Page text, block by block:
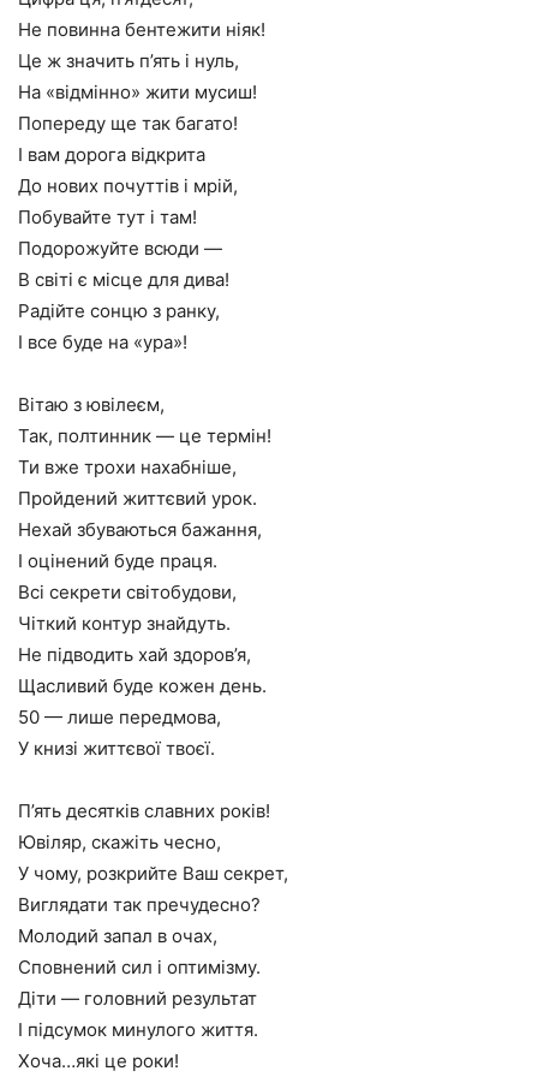
Не повинна бентежити ніяк!
Це ж значить п’ять і нуль,
На «відмінно» жити мусиш!
Попереду ще так багато!
І вам дорога відкрита
До нових почуттів і мрій,
Побувайте тут і там!
Подорожуйте всюди —
В світі є місце для дива!
Радійте сонцю з ранку,
І все буде на «ура»!
Вітаю з ювілеєм,
Так, полтинник — це термін!
Ти вже трохи нахабніше,
Пройдений життєвий урок.
Нехай збуваються бажання,
І оцінений буде праця.
Всі секрети світобудови,
Чіткий контур знайдуть.
Не підводить хай здоров’я,
Щасливий буде кожен день.
50 — лише передмова,
У книзі життєвої твоєї.
П’ять десятків славних років!
Ювіляр, скажіть чесно,
У чому, розкрийте Ваш секрет,
Виглядати так пречудесно?
Молодий запал в очах,
Сповнений сил і оптимізму.
Діти — головний результат
І підсумок минулого життя.
Хоча…які це роки!